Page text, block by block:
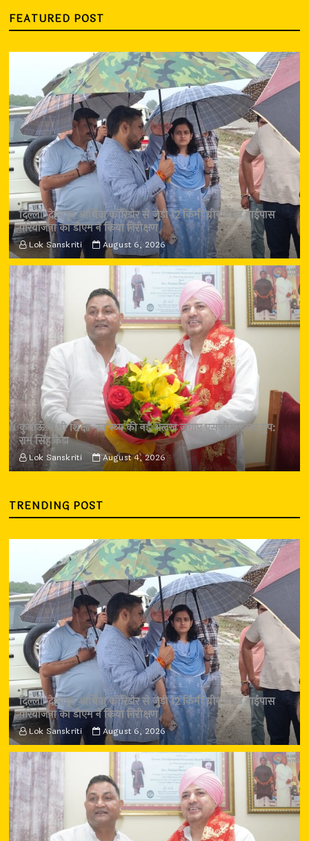
FEATURED POST
दिल्ली-देहरादून आर्थिक कॉरिडोर से जुड़ी 12 किमी ग्रीनफील्ड बाईपास
परियोजना का डीएम ने किया निरीक्षण
Lok Sanskriti August 6, 2026
कुमाऊँ में भी शिक्षा-स्वास्थ्य की नई अलख जगाए एसजीआरआर ग्रुप:
राम सिंह कैड़ा
Lok Sanskriti August 4, 2026
TRENDING POST
दिल्ली-देहरादून आर्थिक कॉरिडोर से जुड़ी 12 किमी ग्रीनफील्ड बाईपास
परियोजना का डीएम ने किया निरीक्षण
Lok Sanskriti August 6, 2026